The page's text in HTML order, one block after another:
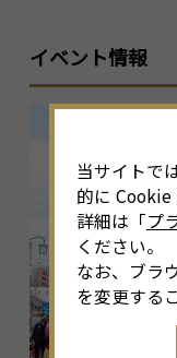
イベント情報
当サイトで
的に Cookie
詳細は「プ
ください。
なお、ブラ
を変更する